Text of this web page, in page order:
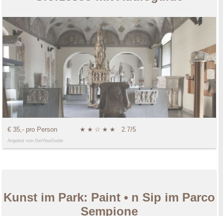
€ 35,- pro Person ★ ★ ☆ ★ ★ 2.7/5
Angebot von GetYourGuide
Kunst im Park: Paint • n Sip im Parco
Sempione